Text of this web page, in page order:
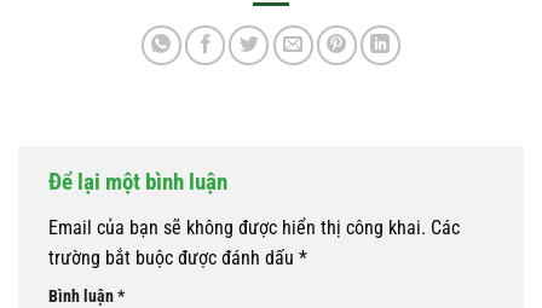
Để lại một bình luận
Email của bạn sẽ không được hiển thị công khai. Các
trường bắt buộc được đánh dấu *
Bình luận*